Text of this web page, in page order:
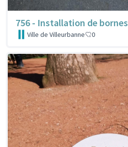
756 - Installation de
Ville de Villeurbanne 0